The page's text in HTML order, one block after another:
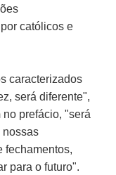
católicos e
caracterizados
será diferente",
no prefácio, "será
nossas
fechamentos,
para o futuro".